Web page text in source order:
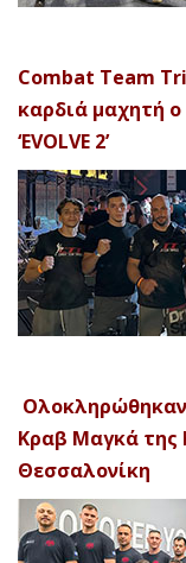
Combat Team
καρδιά μαχητή
‘EVOLVE 2’
Ολοκληρώθηκαν
Κραβ Μαγκά της
Θεσσαλονίκη